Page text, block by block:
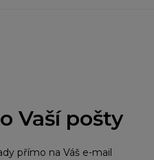
Vaší pošty
přímo na Váš e-mail